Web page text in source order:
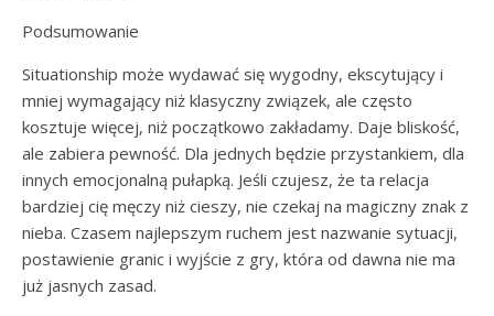
Podsumowanie
Situationship może wydawać się wygodny, ekscytujący i
mniej wymagający niż klasyczny związek, ale często
kosztuje więcej, niż początkowo zakładamy. Daje bliskość,
ale zabiera pewność. Dla jednych będzie przystankiem, dla
innych emocjonalną pułapką. Jeśli czujesz, że ta relacja
bardziej cię męczy niż cieszy, nie czekaj na magiczny znak z
nieba. Czasem najlepszym ruchem jest nazwanie sytuacji,
postawienie granic i wyjście z gry, która od dawna nie ma
już jasnych zasad.